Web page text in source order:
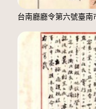
台南廳廳令第六號臺